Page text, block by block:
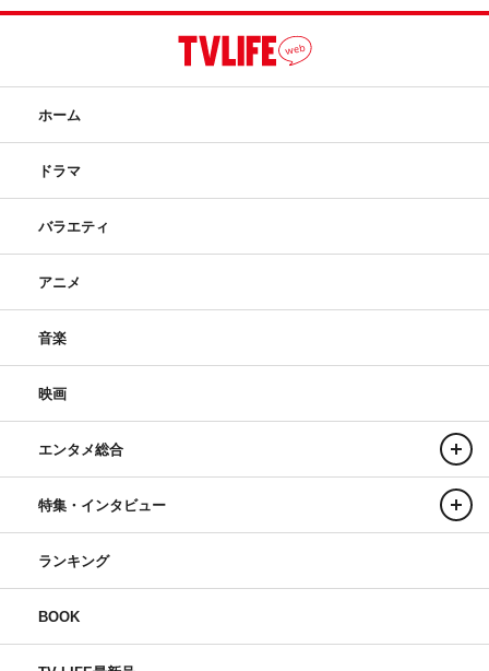
ホーム
ドラマ
バラエティ
アニメ
音楽
映画
エンタメ総合
特集・インタビュー
ランキング
BOOK